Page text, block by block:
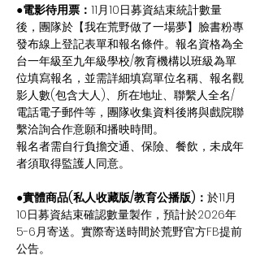
●電影待用票： 11月10日募資結束統計數量
後，團隊於【我在荒野做了一場夢】臉書粉專
發布線上登記表單和報名條件。報名資格為全
台一年級至九年級學校/教育機構以班級為單
位填寫報名，並需詳細填寫單位名稱、報名觀
影人數(包含大人)、所在地址、聯繫人全名/
電話電子郵件等，團隊收集資料後將與戲院聯
繫洽詢合作意願和播映時間。
報名者需自行負擔交通、保險、餐飲，未成年
者須取得監護人同意。
●實體商品(私人收藏版/教育公播版)： 於11月
10日募資結束確認數量製作，預計於2026年
5-6月寄送。實際寄送時間於荒野官方FB提前
公告。